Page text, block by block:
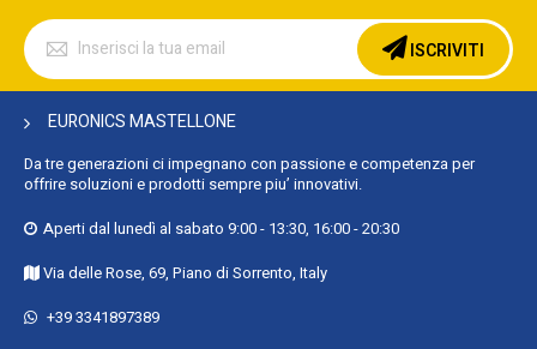
Iscriviti
alla
nostra
Newsletter:
ISCRIVITI
EURONICS MASTELLONE
Da tre generazioni ci impegnano con passione e competenza per
offrire soluzioni e prodotti sempre piu’ innovativi.
Aperti dal lunedì al sabato 9:00 - 13:30, 16:00 - 20:30
Via delle Rose, 69, Piano di Sorrento, Italy
+39 3341897389